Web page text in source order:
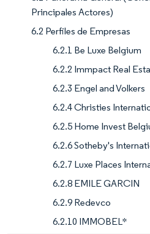
Principales Actores)
6.2 Perfiles de Empresas
6.2.1 Be Luxe Belgium
6.2.2 Immpact Real
6.2.3 Engel and Volkers
6.2.4 Christies
6.2.5 Home Invest
6.2.6 Sotheby's
6.2.7 Luxe Places
6.2.8 EMILE GARCIN
6.2.9 Redevco
6.2.10 IMMOBEL*